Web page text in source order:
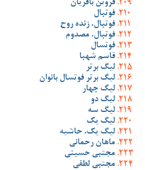
فروتن باقریان
فوتبال
فوتبال، زنده روح
فوتبال، مصدوم
فوتسال
قاسم شهبا
لیگ برتر
لیگ برتر فوتسال بانوان
لیگ چهار
لیگ دو
لیگ سه
لیگ یک
لیگ یک، حاشیه
ماهان رحمانی
مجتبی حسینی
مجتبی لطفی